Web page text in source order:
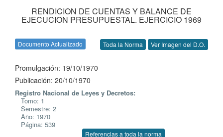
RENDICION DE CUENTAS Y BALANCE DE
EJECUCION PRESUPUESTAL. EJERCICIO 1969
Documento Actualizado Toda la Norma Ver Imagen del D.O.
Promulgación: 19/10/1970
Publicación: 20/10/1970
Registro Nacional de Leyes y Decretos:
Tomo: 1
Semestre: 2
Año: 1970
Página: 539
Referencias a toda la norma